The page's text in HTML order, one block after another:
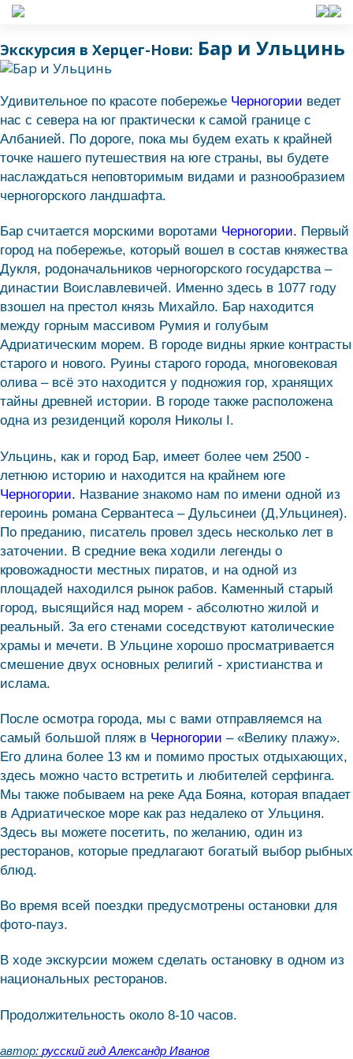
Экскурсия в Херцег-Нови: Бар и Ульцинь
Удивительное по красоте побережье Черногории ведет
нас с севера на юг практически к самой границе с
Албанией. По дороге, пока мы будем ехать к крайней
точке нашего путешествия на юге страны, вы будете
наслаждаться неповторимым видами и разнообразием
черногорского ландшафта.
Бар считается морскими воротами Черногории. Первый
город на побережье, который вошел в состав княжества
Дукля, родоначальников черногорского государства –
династии Воиславлевичей. Именно здесь в 1077 году
взошел на престол князь Михайло. Бар находится
между горным массивом Румия и голубым
Адриатическим морем. В городе видны яркие контрасты
старого и нового. Руины старого города, многовековая
олива – всё это находится у подножия гор, хранящих
тайны древней истории. В городе также расположена
одна из резиденций короля Николы I.
Ульцинь, как и город Бар, имеет более чем 2500 -
летнюю историю и находится на крайнем юге
Черногории. Название знакомо нам по имени одной из
героинь романа Сервантеса – Дульсинеи (Д,Ульцинея).
По преданию, писатель провел здесь несколько лет в
заточении. В средние века ходили легенды о
кровожадности местных пиратов, и на одной из
площадей находился рынок рабов. Каменный старый
город, высящийся над морем - абсолютно жилой и
реальный. За его стенами соседствуют католические
храмы и мечети. В Ульцине хорошо просматривается
смешение двух основных религий - христианства и
ислама.
После осмотра города, мы с вами отправляемся на
самый большой пляж в Черногории – «Велику плажу».
Его длина более 13 км и помимо простых отдыхающих,
здесь можно часто встретить и любителей серфинга.
Мы также побываем на реке Ада Бояна, которая впадает
в Адриатическое море как раз недалеко от Ульциня.
Здесь вы можете посетить, по желанию, один из
ресторанов, которые предлагают богатый выбор рыбных
блюд.
Во время всей поездки предусмотрены остановки для
фото-пауз.
В ходе экскурсии можем сделать остановку в одном из
национальных ресторанов.
Продолжительность около 8-10 часов.
автор: русский гид Александр Иванов